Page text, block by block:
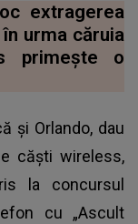
extragerea
în urma căruia
primește o
și Orlando, dau
căști wireless,
la concursul
cu „Ascult